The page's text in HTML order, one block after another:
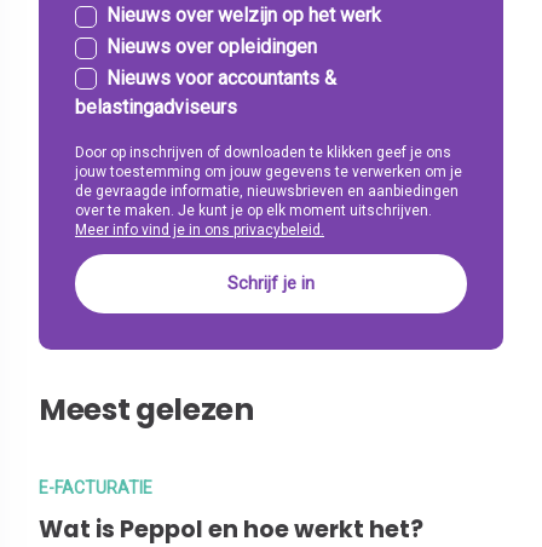
Nieuws over welzijn op het werk
Nieuws over opleidingen
Nieuws voor accountants &
belastingadviseurs
Door op inschrijven of downloaden te klikken geef je ons
jouw toestemming om jouw gegevens te verwerken om je
de gevraagde informatie, nieuwsbrieven en aanbiedingen
over te maken. Je kunt je op elk moment uitschrijven.
Meer info vind je in ons privacybeleid.
Meest gelezen
E-FACTURATIE
Wat is Peppol en hoe werkt het?